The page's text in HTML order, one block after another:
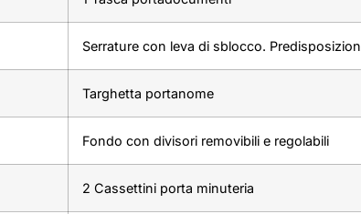
Serrature con leva di sblocco.
Targhetta portanome
Fondo con divisori removibili e regolabili
2 Cassettini porta minuteria